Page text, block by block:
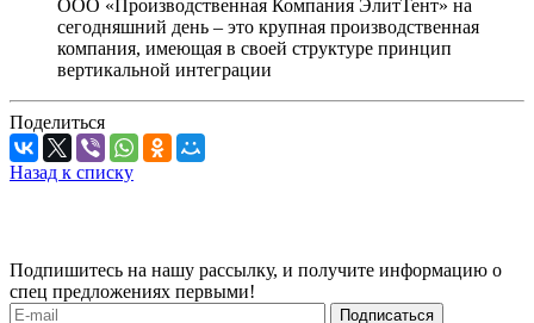
ООО «Производственная Компания ЭлитТент» на
сегодняшний день – это крупная производственная
компания, имеющая в своей структуре принцип
вертикальной интеграции
Поделиться
Назад к списку
Подпишитесь на нашу рассылку, и получите информацию о
спец предложениях первыми!